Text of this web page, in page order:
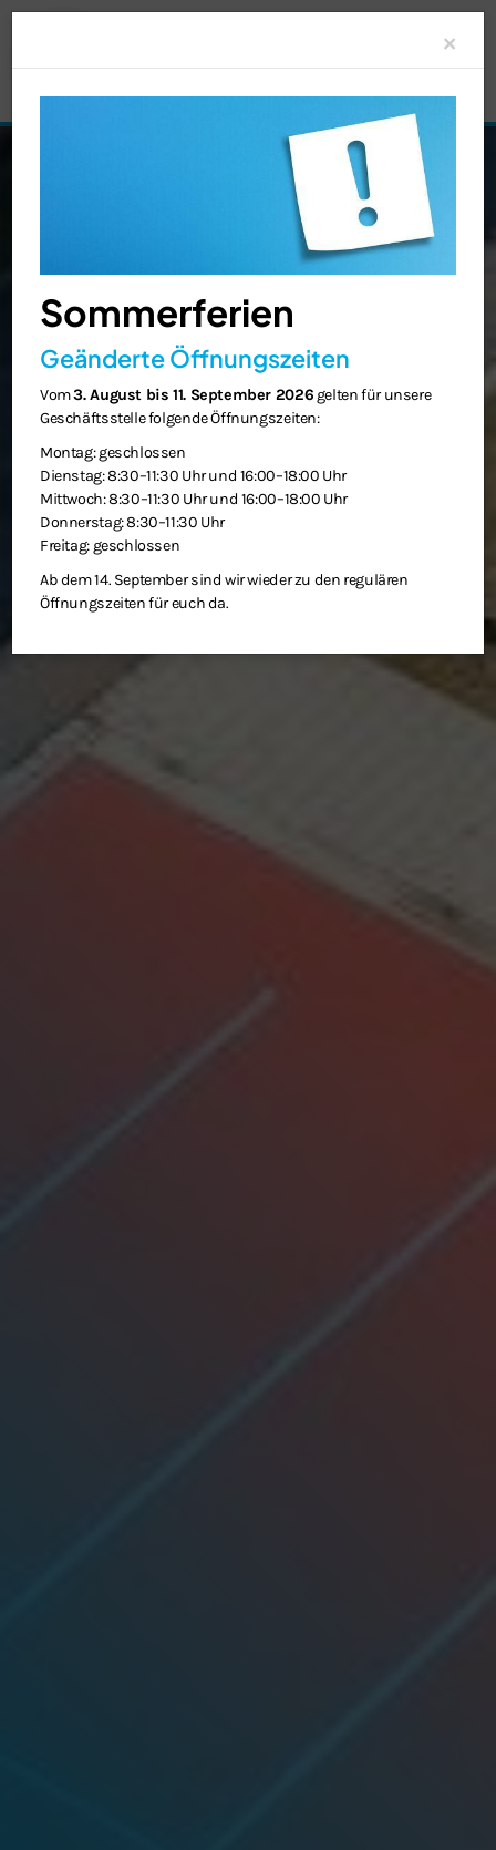
×
Sommerferien
Geänderte Öffnungszeiten
Vom3. August bis 11. September 2026 gelten für unsere
Geschäftsstelle folgende Öffnungszeiten:
Montag: geschlossen
Dienstag: 8:30–11:30 Uhr und 16:00–18:00 Uhr
Mittwoch: 8:30–11:30 Uhr und 16:00–18:00 Uhr
Donnerstag: 8:30–11:30 Uhr
Freitag: geschlossen
Ab dem 14. September sind wir wieder zu den regulären
Öffnungszeiten für euch da.